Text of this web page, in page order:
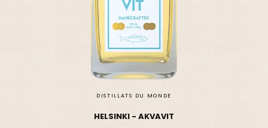
DISTILLATS DU MONDE
HELSINKI - AKVAVIT